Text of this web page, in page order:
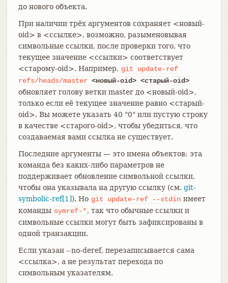
до нового объекта.
При наличии трёх аргументов сохраняет <новый-
oid> в <ссылке>, возможно, разыменовывая
символьные ссылки, после проверки того, что
текущее значение <ссылки> соответствует
<старому-oid>. Например, git
update-ref
refs/heads/master <новый-oid> <старый-oid>
обновляет голову ветки master до <новый-oid>,
только если её текущее значение равно <старый-
oid>. Вы можете указать 40 "0" или пустую строку
в качестве <старого-oid>, чтобы убедиться, что
создаваемая вами ссылка не существует.
Последние аргументы — это имена объектов; эта
команда без каких-либо параметров не
поддерживает обновление символьной ссылки,
чтобы она указывала на другую ссылку (см. git-
symbolic-ref[1]). Но git update-ref --stdin имеет
команды symref-*, так что обычные ссылки и
символьные ссылки могут быть зафиксированы в
одной транзакции.
Если указан --no-deref, перезаписывается сама
<ссылка>, а не результат перехода по
символьным указателям.